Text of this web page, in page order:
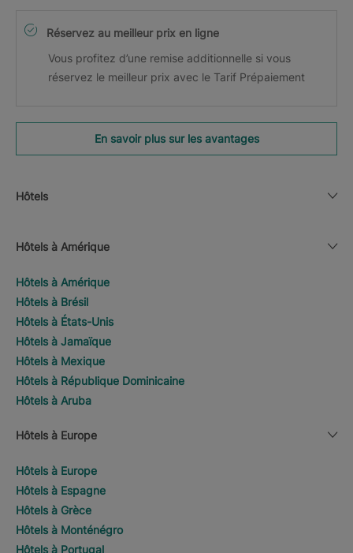
Réservez au meilleur prix en ligne
Vous profitez d’une remise additionnelle si vous
réservez le meilleur prix avec le Tarif Prépaiement
En savoir plus sur les avantages
Hôtels
Hôtels à Amérique
Hôtels à Amérique
Hôtels à Brésil
Hôtels à États-Unis
Hôtels à Jamaïque
Hôtels à Mexique
Hôtels à République Dominicaine
Hôtels à Aruba
Hôtels à Europe
Hôtels à Europe
Hôtels à Espagne
Hôtels à Grèce
Hôtels à Monténégro
Hôtels à Portugal